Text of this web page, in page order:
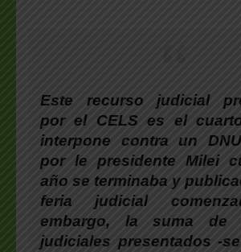
Este recurso judicial
por el CELS es el
interpone contra un
por le presidente Milei
año se terminaba y
feria judicial
embargo, la suma de
judiciales presentados -